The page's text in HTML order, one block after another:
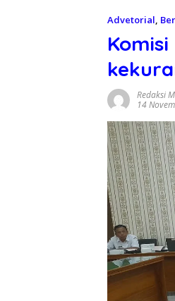
Advetorial,
Redaksi
14